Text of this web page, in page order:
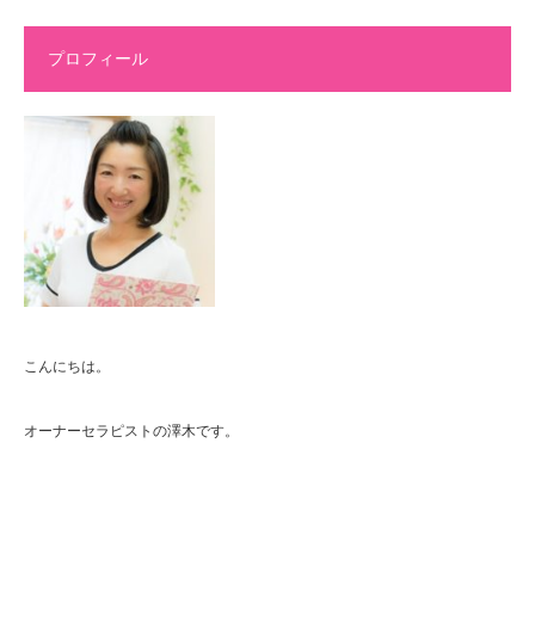
プロフィール
こんにちは。
オーナーセラピストの澤木です。